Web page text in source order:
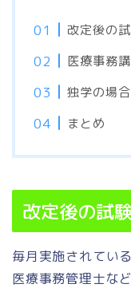
改定後の
医療事務
独学の場
まとめ
改定後の試
毎月実施されてい
医療事務管理士な